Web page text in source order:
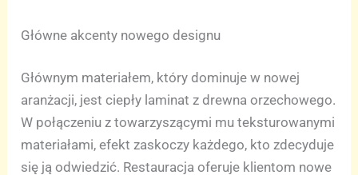
Główne akcenty nowego designu
Głównym materiałem, który dominuje w nowej
aranżacji, jest ciepły laminat z drewna orzechowego.
W połączeniu z towarzyszącymi mu teksturowanymi
materiałami, efekt zaskoczy każdego, kto zdecyduje
się ją odwiedzić. Restauracja oferuje klientom nowe